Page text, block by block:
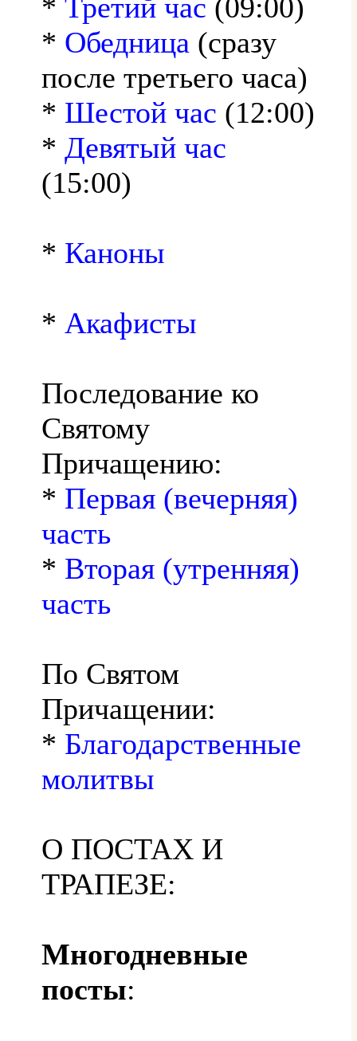
* Третий час (09:00)
* Обедница (сразу
после третьего часа)
* Шестой час (12:00)
* Девятый час
(15:00)
* Каноны
* Акафисты
Последование ко
Святому
Причащению:
* Первая (вечерняя)
часть
* Вторая (утренняя)
часть
По Святом
Причащении:
* Благодарственные
молитвы
О ПОСТАХ И
ТРАПЕЗЕ:
Многодневные
посты: